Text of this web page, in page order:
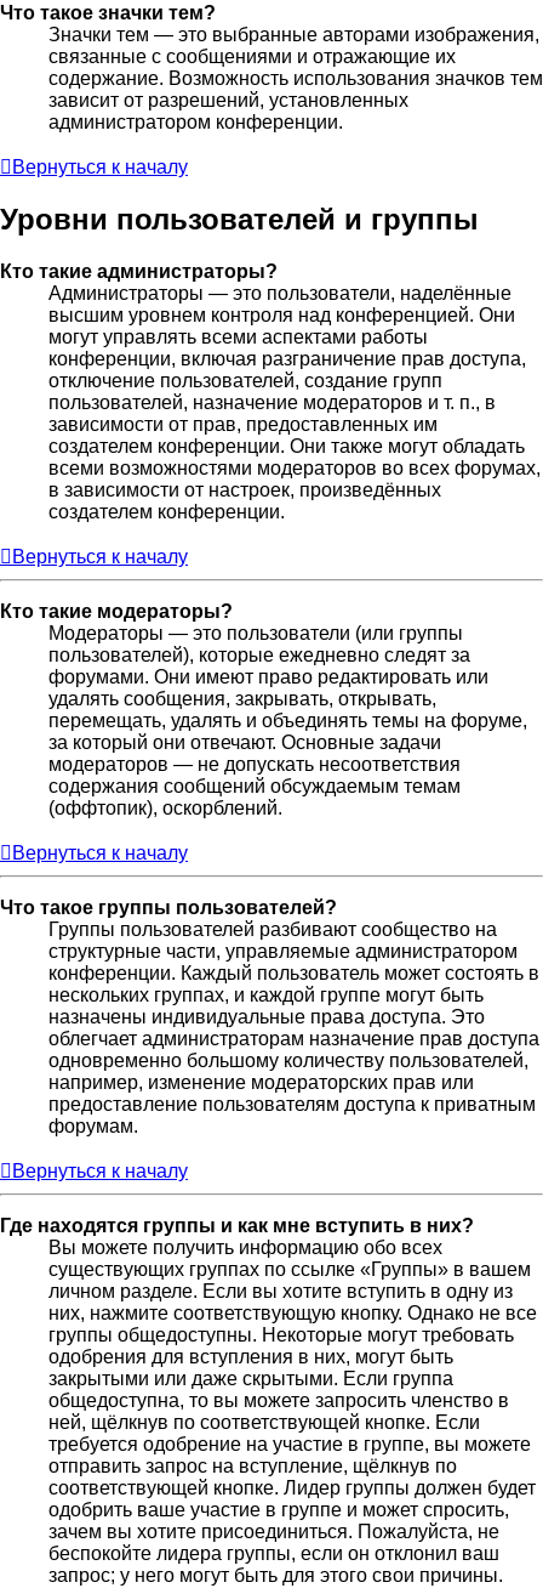
Что такое значки тем?
Значки тем — это выбранные авторами изображения,
связанные с сообщениями и отражающие их
содержание. Возможность использования значков тем
зависит от разрешений, установленных
администратором конференции.
Вернуться к началу
Уровни пользователей и группы
Кто такие администраторы?
Администраторы — это пользователи, наделённые
высшим уровнем контроля над конференцией. Они
могут управлять всеми аспектами работы
конференции, включая разграничение прав доступа,
отключение пользователей, создание групп
пользователей, назначение модераторов и т. п., в
зависимости от прав, предоставленных им
создателем конференции. Они также могут обладать
всеми возможностями модераторов во всех форумах,
в зависимости от настроек, произведённых
создателем конференции.
Вернуться к началу
Кто такие модераторы?
Модераторы — это пользователи (или группы
пользователей), которые ежедневно следят за
форумами. Они имеют право редактировать или
удалять сообщения, закрывать, открывать,
перемещать, удалять и объединять темы на форуме,
за который они отвечают. Основные задачи
модераторов — не допускать несоответствия
содержания сообщений обсуждаемым темам
(оффтопик), оскорблений.
Вернуться к началу
Что такое группы пользователей?
Группы пользователей разбивают сообщество на
структурные части, управляемые администратором
конференции. Каждый пользователь может состоять в
нескольких группах, и каждой группе могут быть
назначены индивидуальные права доступа. Это
облегчает администраторам назначение прав доступа
одновременно большому количеству пользователей,
например, изменение модераторских прав или
предоставление пользователям доступа к приватным
форумам.
Вернуться к началу
Где находятся группы и как мне вступить в них?
Вы можете получить информацию обо всех
существующих группах по ссылке «Группы» в вашем
личном разделе. Если вы хотите вступить в одну из
них, нажмите соответствующую кнопку. Однако не все
группы общедоступны. Некоторые могут требовать
одобрения для вступления в них, могут быть
закрытыми или даже скрытыми. Если группа
общедоступна, то вы можете запросить членство в
ней, щёлкнув по соответствующей кнопке. Если
требуется одобрение на участие в группе, вы можете
отправить запрос на вступление, щёлкнув по
соответствующей кнопке. Лидер группы должен будет
одобрить ваше участие в группе и может спросить,
зачем вы хотите присоединиться. Пожалуйста, не
беспокойте лидера группы, если он отклонил ваш
запрос; у него могут быть для этого свои причины.